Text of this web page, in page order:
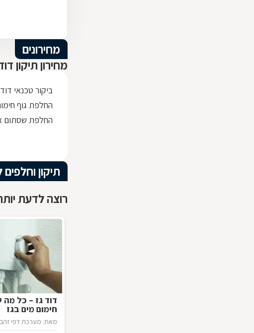
מחירונים
מחירון תיקון
ביקור טכנאי
החלפת גוף
החלפת שסתום
תיקון
רוצה לדעת
דוד גז – כל
חימום מים בגז
מאת: מערכת דפי זהב